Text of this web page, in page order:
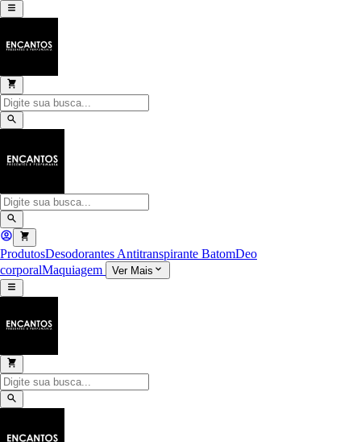
ProdutosDesodorantes Antitranspirante BatomDeo
corporalMaquiagem Ver Mais